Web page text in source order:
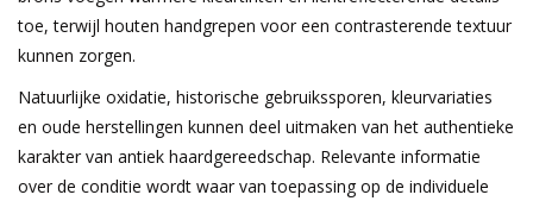
toe, terwijl houten handgrepen voor een contrasterende textuur
kunnen zorgen.
Natuurlijke oxidatie, historische gebruikssporen, kleurvariaties
en oude herstellingen kunnen deel uitmaken van het authentieke
karakter van antiek haardgereedschap. Relevante informatie
over de conditie wordt waar van toepassing op de individuele